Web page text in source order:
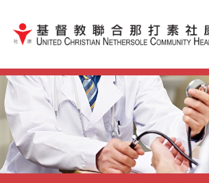
跳到內容（按輸入鍵）